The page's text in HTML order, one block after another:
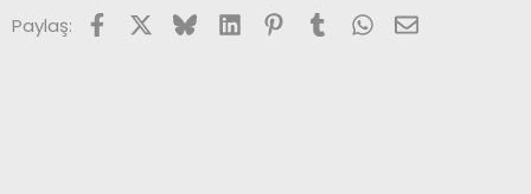
Paylaş: FacebookX (Twitter)
BlueskyLinkedInPinterest
TumblrWhatsApp
E-posta